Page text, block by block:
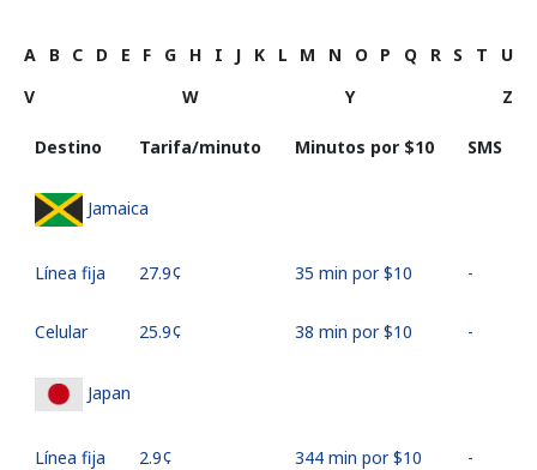
A B C D E F G H I J K L M N O P Q R S T
U
V
W Y Z
Destino Tarifa/minuto Minutos por ⁦$10⁩ SMS
Jamaica
Línea fija ⁦27.9¢⁩ 35 min por ⁦$10⁩ -
Celular ⁦25.9¢⁩ 38 min por ⁦$10⁩ -
Japan
Línea fija ⁦2.9¢⁩ 344 min por ⁦$10⁩ -